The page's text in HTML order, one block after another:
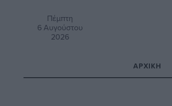
Πέμπτη
6 Αυγούστου
2026
ΑΡΧΙΚΉ